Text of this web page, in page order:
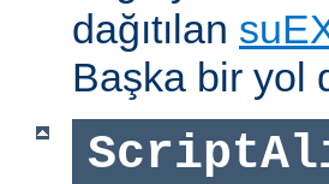
dağıtılan
Başka bir yol